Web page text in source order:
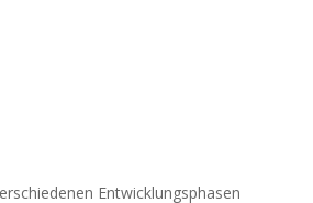
Entwicklungsphasen